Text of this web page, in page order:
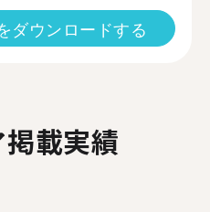
ダウンロードする
載実績